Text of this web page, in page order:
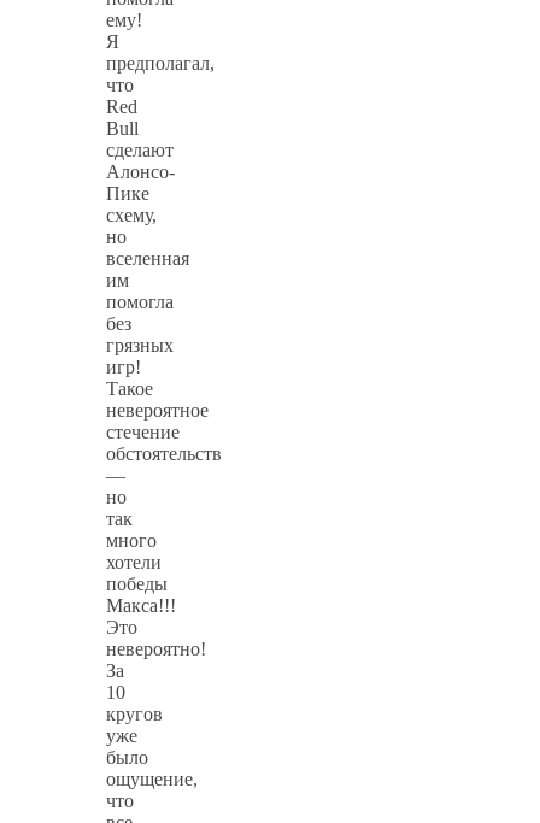
ему!
Я
предполагал,
что
Red
Bull
сделают
Алонсо-
Пике
схему,
но
вселенная
им
помогла
без
грязных
игр!
Такое
невероятное
стечение
обстоятельств
—
но
так
много
хотели
победы
Макса!!!
Это
невероятно!
За
10
кругов
уже
было
ощущение,
что